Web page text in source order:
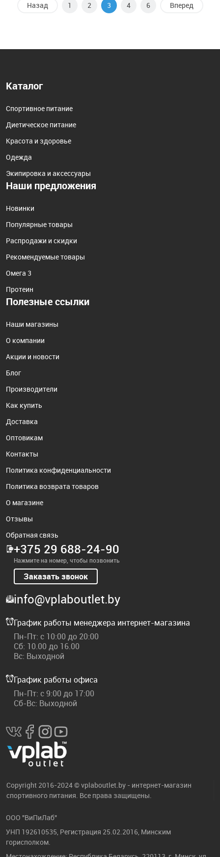
Назад 1 2 3 4 6 Вперед
Каталог
Спортивное питание
Диетическое питание
Красота и здоровье
Одежда
Экипировка и аксессуары
Наши предложения
Новинки
Популярные товары
Распродажи и скидки
Рекомендуемые товары
Омега 3
Протеин
Полезные ссылки
Наши магазины
О компании
Акции и новости
Блог
Производители
Как купить
Доставка
Оптовикам
Контакты
Политика конфиденциальности
Политика возврата товаров
О магазине
Отзывы
Обратная связь
+375 29 688-24-90
Нажмите на номер, чтобы позвонить
Заказать звонок
info@vplaboutlet.by
График работы менеджера интернет-магазина
Пн-Пт: с 10:00 до 20:00
Сб: 10.00 до 16.00
Вс: Выходной
График работы офиса
Пн-Пт: с 9:00 до 17:00
Сб-Вс: Выходной
Copyright 2016-2024 © vplaboutlet.by - интернет-магазин
спортивного питания. Все права защищены.
ООО "ВиПиЛаб"
УНП 192610535, Регистрация 25.02.2016, Минским
горисполком.